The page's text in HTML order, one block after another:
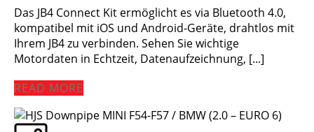
Das JB4 Connect Kit ermöglicht es via Bluetooth 4.0,
kompatibel mit iOS und Android-Geräte, drahtlos mit
Ihrem JB4 zu verbinden. Sehen Sie wichtige
Motordaten in Echtzeit, Datenaufzeichnung, [...]
READ MORE